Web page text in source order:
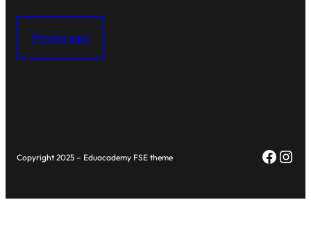
Pincha aquí
Copyright 2025 – Eduacademy FSE theme